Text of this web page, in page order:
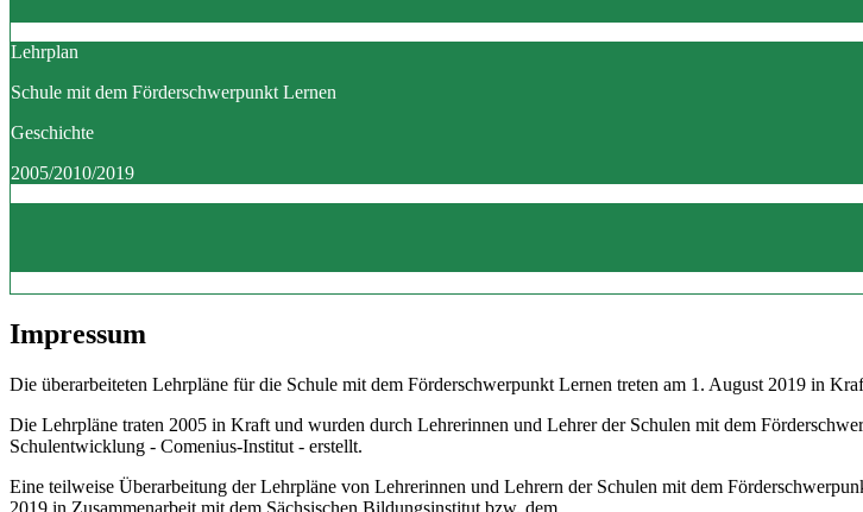
Lehrplan
Schule mit dem Förderschwerpunkt Lernen
Geschichte
2005/2010/2019
Impressum
Die überarbeiteten Lehrpläne für die Schule mit dem Förderschwerpunkt Lernen treten am 1. August 2019 in
Die Lehrpläne traten 2005 in Kraft und wurden durch Lehrerinnen und Lehrer der Schulen mit dem
Schulentwicklung - Comenius-Institut - erstellt.
Eine teilweise Überarbeitung der Lehrpläne von Lehrerinnen und Lehrern der Schulen mit dem
2019 in Zusammenarbeit mit dem Sächsischen Bildungsinstitut bzw. dem